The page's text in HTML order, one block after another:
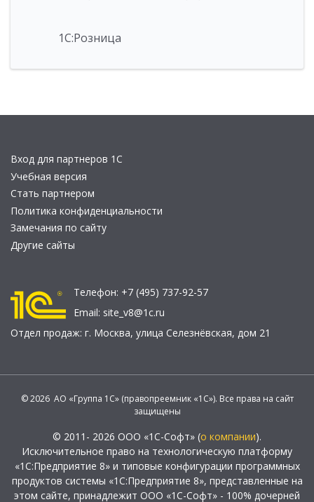
1С:Розница
Вход для партнеров 1С
Учебная версия
Стать партнером
Политика конфиденциальности
Замечания по сайту
Другие сайты
Телефон: +7 (495) 737-92-57
Email: site_v8@1c.ru
Отдел продаж: г. Москва, улица Селезнёвская, дом 21
© 2026 АО «Группа 1С» (правопреемник «1С»). Все права на сайт
защищены
© 2011- 2026 ООО «1С-Софт» (о компании).
Исключительное право на технологическую платформу
«1С:Предприятие 8» и типовые конфигурации программных
продуктов системы «1С:Предприятие 8», представленные на
этом сайте, принадлежит ООО «1С-Софт» - 100% дочерней